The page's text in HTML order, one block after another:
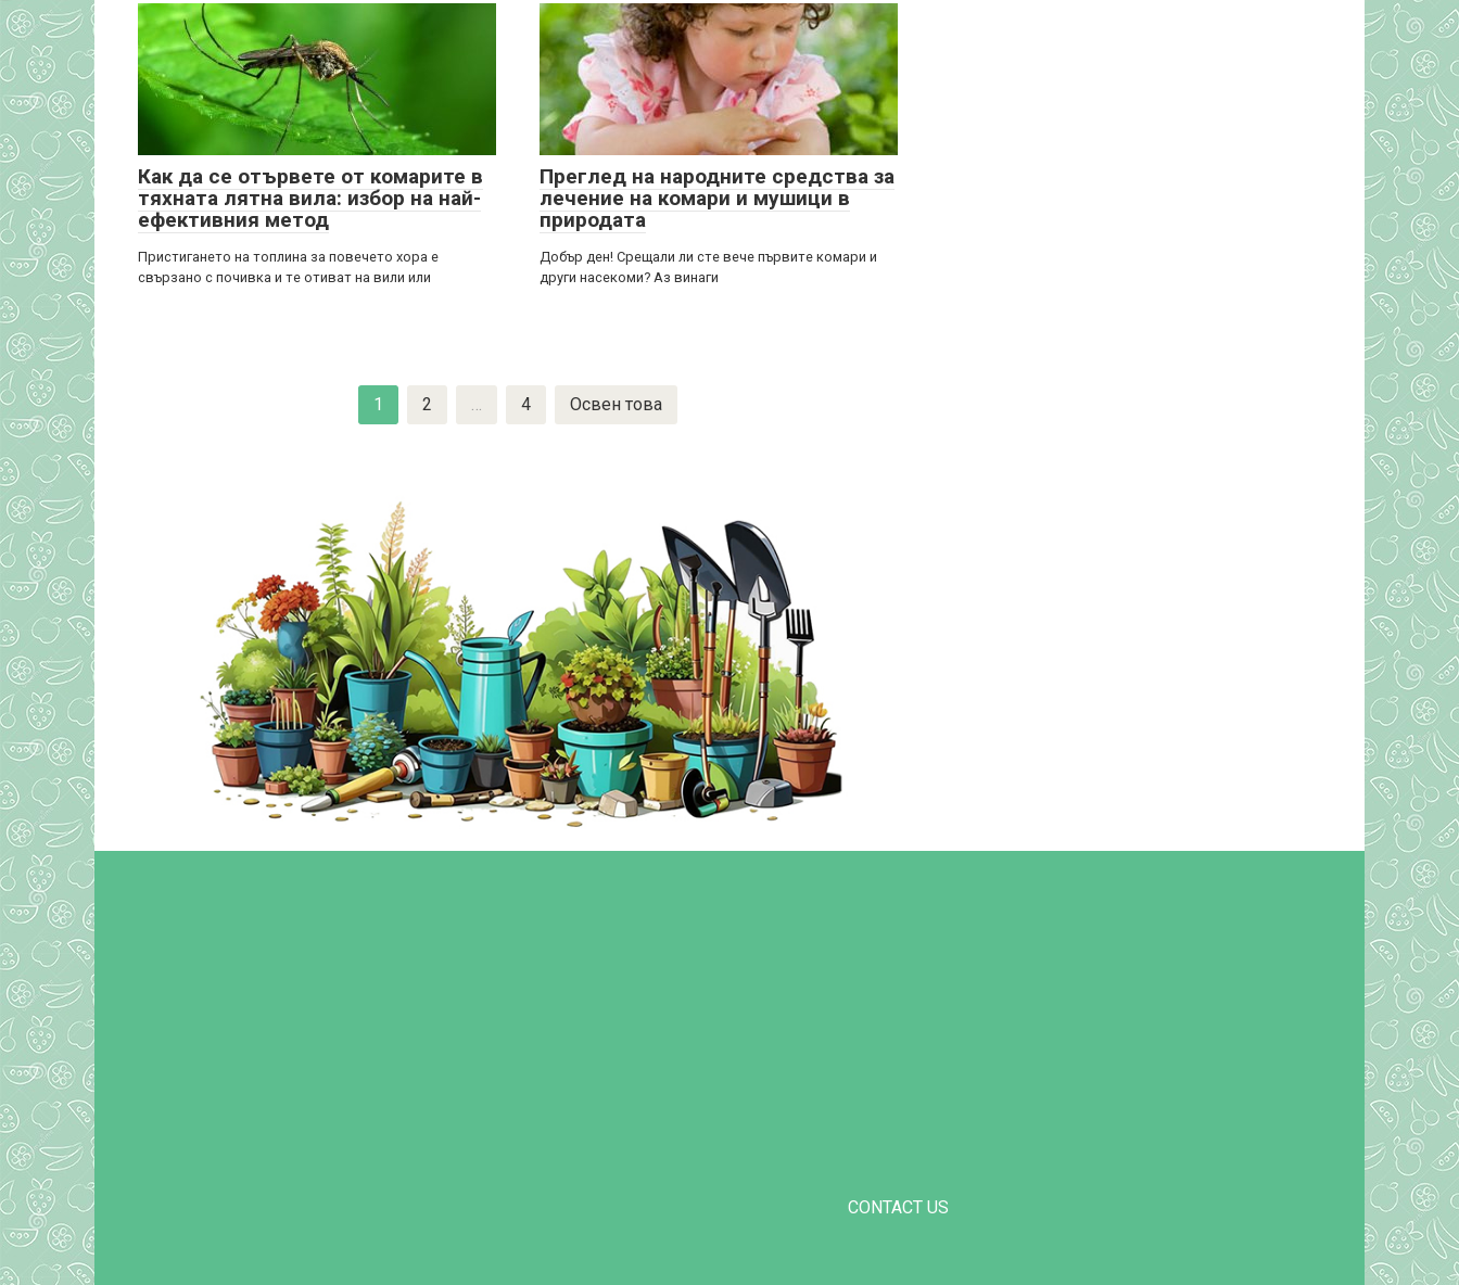
Как да се отървете от комарите в
тяхната лятна вила: избор на най-
ефективния метод
Пристигането на топлина за повечето хора е
свързано с почивка и те отиват на вили или
Преглед на народните средства за
лечение на комари и мушици в
природата
Добър ден! Срещали ли сте вече първите комари и
други насекоми? Аз винаги
1 2 … 4 Освен това
CONTACT US